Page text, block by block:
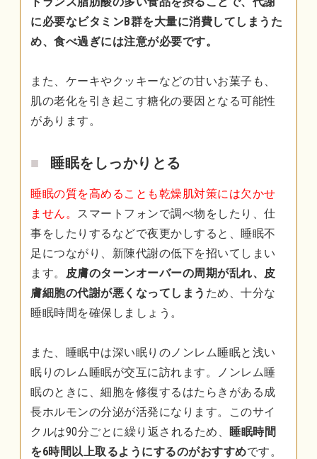
に必要なビタミンB群を大量に消費してしまうた
め、食べ過ぎには注意が必要です。
また、ケーキやクッキーなどの甘いお菓子も、
肌の老化を引き起こす糖化の要因となる可能性
があります。
睡眠をしっかりとる
睡眠の質を高めることも乾燥肌対策には欠かせ
ません。
スマートフォンで調べ物をしたり、仕
事をしたりするなどで夜更かしすると、睡眠不
足につながり、新陳代謝の低下を招いてしまい
ます。
皮膚のターンオーバーの周期が乱れ、皮
膚細胞の代謝が悪くなってしまう ため、十分な
睡眠時間を確保しましょう。
また、睡眠中は深い眠りのノンレム睡眠と浅い
眠りのレム睡眠が交互に訪れます。ノンレム睡
眠のときに、細胞を修復するはたらきがある成
長ホルモンの分泌が活発になります。このサイ
クルは90分ごとに繰り返されるため、 睡眠時間
を6時間以上取るようにするのがおすすめです。